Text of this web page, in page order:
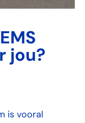
jou?
is vooral